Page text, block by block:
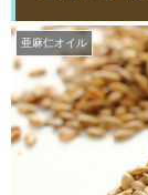
亜麻仁オイル